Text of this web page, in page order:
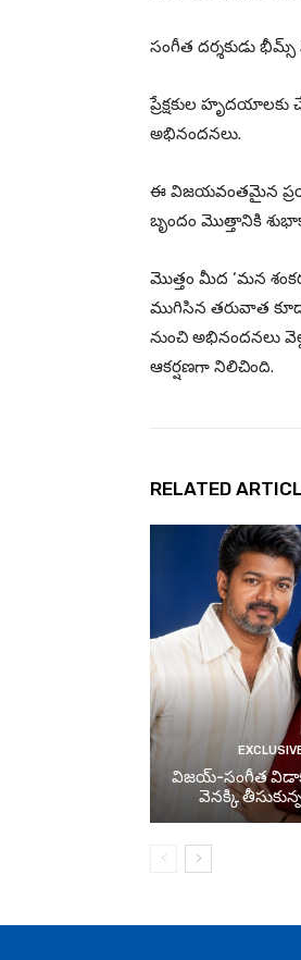
సంగీత దర్శకుడు
ప్రేక్షకుల
అభినందనలు.
ఈ విజయవంతమైన
బృందం మొత్తానికి
మొత్తం మీద ‘మన శంకర
ముగిసిన తరువాత
నుంచి అభినందనలు
ఆకర్షణగా నిలిచింది.
RELATED
విజయ్-సంగీత
వెనక్కి